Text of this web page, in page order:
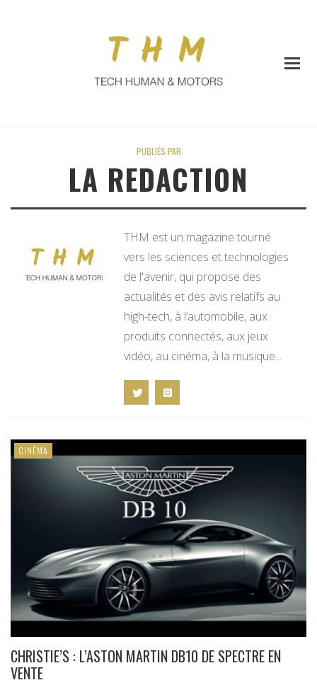
PUBLIÉS PAR
LA REDACTION
THM est un magazine tourné
vers les sciences et technologies
de l'avenir, qui propose des
actualités et des avis relatifs au
high-tech, à l’automobile, aux
produits connectés, aux jeux
vidéo, au cinéma, à la musique...
CINÉMA
CHRISTIE’S : L’ASTON MARTIN DB10 DE SPECTRE EN
VENTE